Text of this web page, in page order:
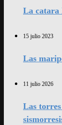
La catara
15 julio 2023
Las
11 julio 2026
Las